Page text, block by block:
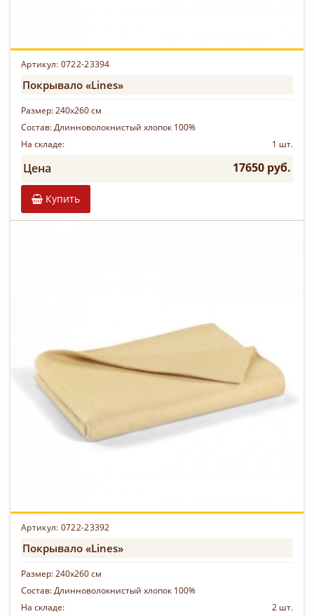
Артикул: 0722-23394
Покрывало «Lines»
Размер:240х260 см
Состав:Длинноволокнистый хлопок 100%
На складе:
1 шт.
Цена 17650 руб.
Купить
Артикул: 0722-23392
Покрывало «Lines»
Размер:240х260 см
Состав:Длинноволокнистый хлопок 100%
На складе:
2 шт.